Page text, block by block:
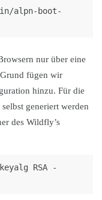
bin/alpn-boot-
nur über eine
fügen wir
hinzu. Für die
generiert werden
des Wildfly’s
RSA -